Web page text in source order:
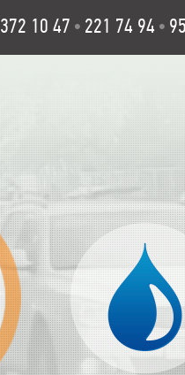
372 10 47 • 221 74 94 •